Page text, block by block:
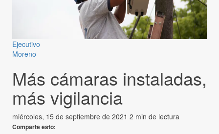
Ejecutivo
Moreno
Más cámaras instaladas,
más vigilancia
miércoles, 15 de septiembre de 2021 2 min de lectura
Comparte esto: